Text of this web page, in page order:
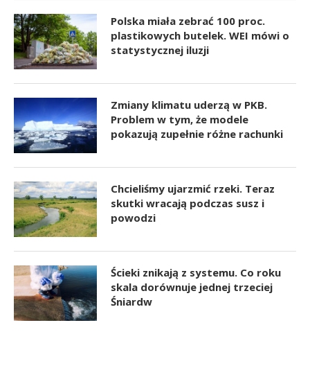
Polska miała zebrać 100 proc.
plastikowych butelek. WEI mówi o
statystycznej iluzji
Zmiany klimatu uderzą w PKB.
Problem w tym, że modele
pokazują zupełnie różne rachunki
Chcieliśmy ujarzmić rzeki. Teraz
skutki wracają podczas susz i
powodzi
Ścieki znikają z systemu. Co roku
skala dorównuje jednej trzeciej
Śniardw